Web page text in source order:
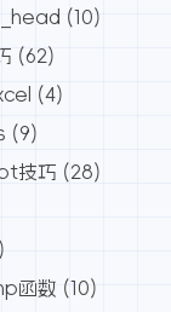
(10)
(62)
(4)
(9)
技巧 (28)
函数 (10)